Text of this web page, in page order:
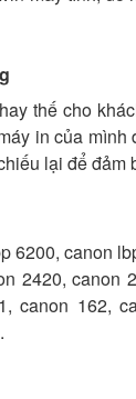
thế cho
in của
lại để đảm
canon
2420, canon
canon 162,